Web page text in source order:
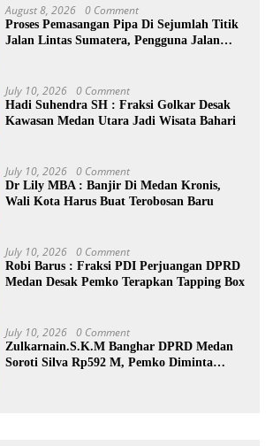
August 8, 2026 0 Comment
Proses Pemasangan Pipa Di Sejumlah Titik
Jalan Lintas Sumatera, Pengguna Jalan
July 10, 2026 0 Comment
Hadi Suhendra SH : Fraksi Golkar Desak
Kawasan Medan Utara Jadi Wisata Bahari
July 10, 2026 0 Comment
Dr Lily MBA : Banjir Di Medan Kronis,
Wali Kota Harus Buat Terobosan Baru
July 10, 2026 0 Comment
Robi Barus : Fraksi PDI Perjuangan DPRD
Medan Desak Pemko Terapkan Tapping Box
July 10, 2026 0 Comment
Zulkarnain.S.K.M Banghar DPRD Medan
Soroti Silva Rp592 M, Pemko Diminta